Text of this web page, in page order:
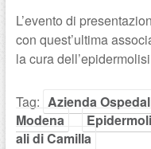
L’evento di
con quest’ultima
la cura
Tag: Azienda
Modena
ali di Camilla